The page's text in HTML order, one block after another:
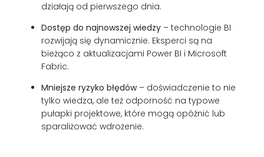
działają od pierwszego dnia.
Dostęp do najnowszej wiedzy – technologie BI
rozwijają się dynamicznie. Eksperci są na
bieżąco z aktualizacjami Power BI i Microsoft
Fabric.
Mniejsze ryzyko błędów– doświadczenie to nie
tylko wiedza, ale też odporność na typowe
pułapki projektowe, które mogą opóźnić lub
sparaliżować wdrożenie.